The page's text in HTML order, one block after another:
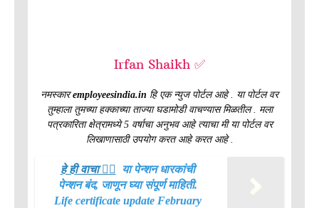
Irfan Shaikh ✅
नमस्कारemployeesindia.in हि एक न्युज पोर्टल आहे . या पोर्टल वर
तुम्हाला तुमच्या हक्काच्या ताज्या घडामोडी वाचण्यास मिळतील . मला
पत्रकारिता क्षेत्रामध्ये 5 वर्षाचा अनुभव आहे त्याचा मी या पोर्टल वर
लिखाणासाठी उपयोग करत आहे करत आहे .
हे ही वाचा 👉🏻
या पेन्शन धारकांची
पेन्शन बंद, जाणून घ्या संपूर्ण माहिती.
Life certificate update February